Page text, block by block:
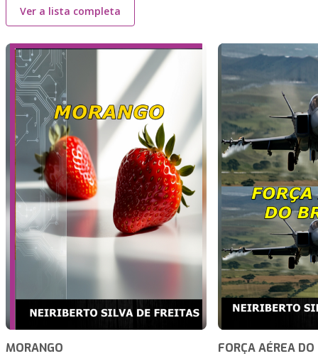
Ver a lista completa
MORANGO FORÇA AÉREA DO